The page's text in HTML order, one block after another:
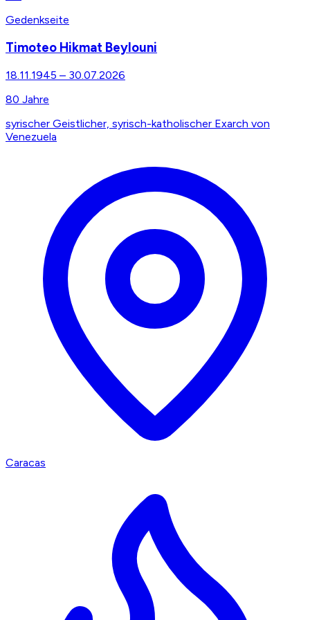
Gedenkseite
Timoteo Hikmat Beylouni
18.11.1945 – 30.07.2026
80 Jahre
syrischer Geistlicher, syrisch-katholischer Exarch von
Venezuela
Caracas